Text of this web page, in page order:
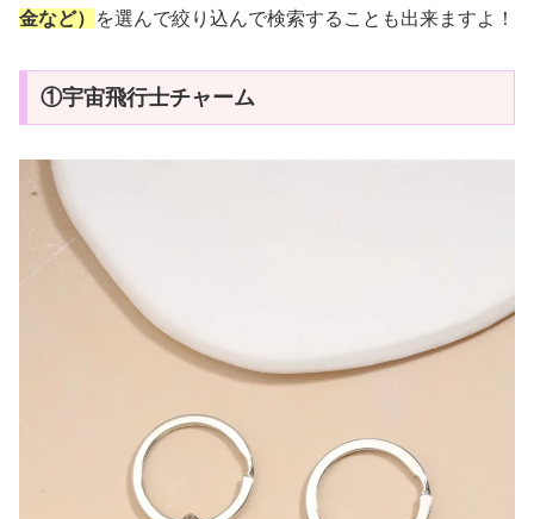
金など）
を選んで絞り込んで検索することも出来ますよ！
①宇宙飛行士チャーム